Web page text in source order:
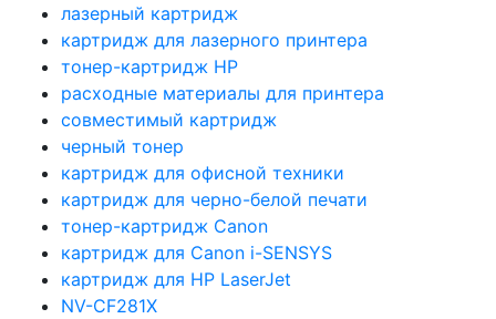
лазерный картридж
картридж для лазерного принтера
тонер-картридж HP
расходные материалы для принтера
совместимый картридж
черный тонер
картридж для офисной техники
картридж для черно-белой печати
тонер-картридж Canon
картридж для Canon i-SENSYS
картридж для HP LaserJet
NV-CF281X